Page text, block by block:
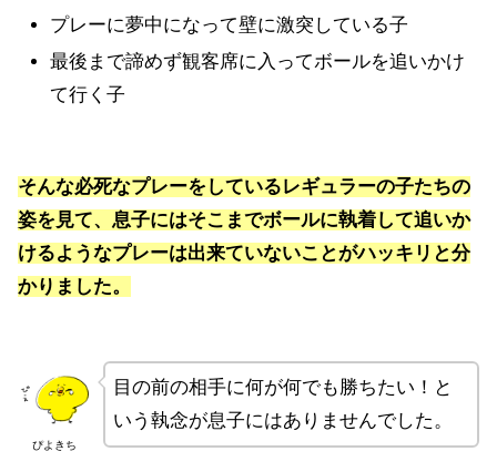
プレーに夢中になって壁に激突している子
最後まで諦めず観客席に入ってボールを追いかけ
て行く子
そんな必死なプレーをしているレギュラーの子たちの
姿を見て、息子にはそこまでボールに執着して追いか
けるようなプレーは出来ていないことがハッキリと分
かりました。
ぴよきち
目の前の相手に何が何でも勝ちたい！と
いう執念が息子にはありませんでした。